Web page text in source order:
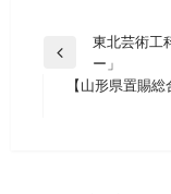
投
東北芸術工
ー」
【山形県置賜